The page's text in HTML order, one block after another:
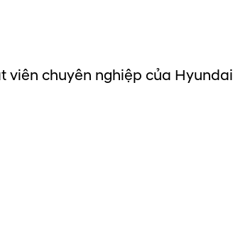
viên chuyên nghiệp của Hyundai